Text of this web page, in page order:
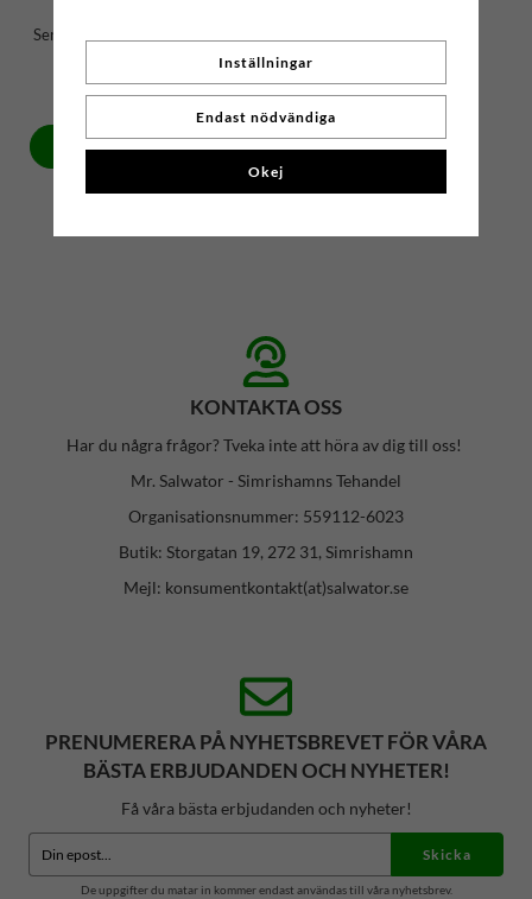
Sencha Citron & Ingefära | No.
89 kr
Köp
KONTAKTA OSS
Har du några frågor? Tveka inte att höra av dig till oss!
Mr. Salwator - Simrishamns Tehandel
Organisationsnummer: 559112-6023
Butik: Storgatan 19, 272 31, Simrishamn
Mejl: konsumentkontakt(at)salwator.se
PRENUMERERA PÅ NYHETSBREVET FÖR VÅRA
BÄSTA ERBJUDANDEN OCH NYHETER!
Få våra bästa erbjudanden och nyheter!
Skicka
De uppgifter du matar in kommer endast användas till våra nyhetsbrev.
Inställningar
Endast nödvändiga
Okej